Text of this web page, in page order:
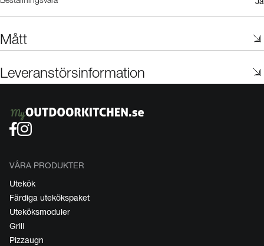
Mått
Leveranstörsinformation
VÅRA PRODUKTER
Utekök
Färdiga utekökspaket
Uteköksmoduler
Grill
Pizzaugn